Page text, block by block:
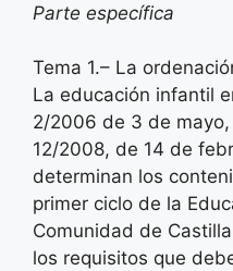
Parte específica
Tema 1.– La
La educación infantil
2/2006 de 3 de
12/2008, de 14 de
determinan los
primer ciclo de la
Comunidad de
los requisitos que